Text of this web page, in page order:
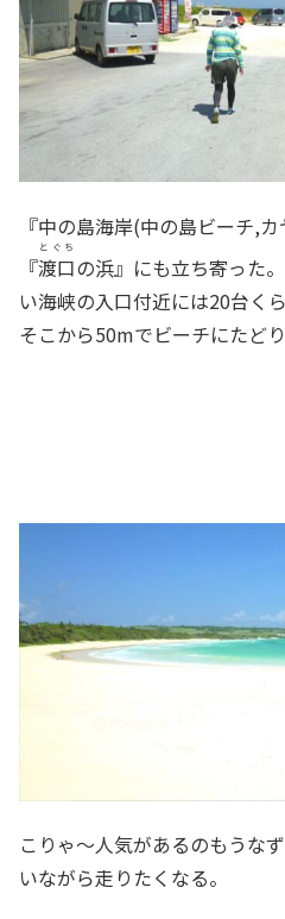
『中の島海岸(中の島ビーチ,
『渡口
とぐち
の浜』にも立ち寄った
い海峡の入口付近には20台く
そこから50mでビーチにたどり
こりゃ～人気があるのもうな
いながら走りたくなる。